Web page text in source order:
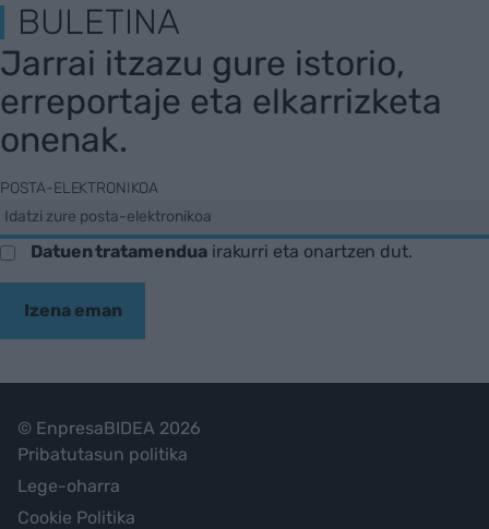
BULETINA
Jarrai itzazu gure istorio,
erreportaje eta elkarrizketa
onenak.
POSTA-ELEKTRONIKOA
Datuen tratamenduairakurri eta onartzen dut.
Izena eman
© EnpresaBIDEA 2026
Pribatutasun politika
Lege-oharra
Cookie Politika